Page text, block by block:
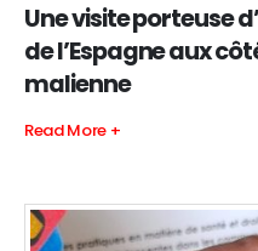
Une visite porteuse
de l’Espagne aux
malienne
Read More +